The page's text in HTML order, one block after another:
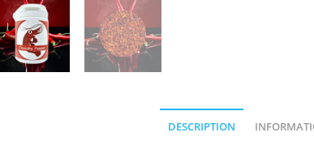
DESCRIPTION